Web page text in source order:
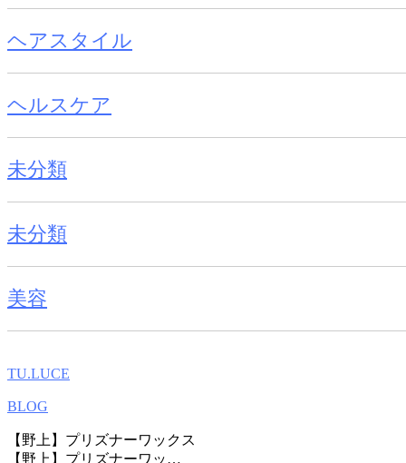
ヘアスタイル
ヘルスケア
未分類
未分類
美容
TU.LUCE
BLOG
【野上】プリズナーワックス
【野上】プリズナーワッ…